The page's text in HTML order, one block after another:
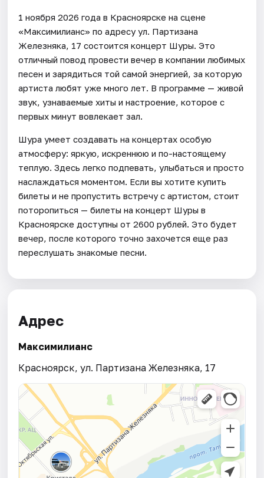
1 ноября 2026 года в Красноярске на сцене
«Максимилианс» по адресу ул. Партизана
Железняка, 17 состоится концерт Шуры. Это
отличный повод провести вечер в компании любимых
песен и зарядиться той самой энергией, за которую
артиста любят уже много лет. В программе — живой
звук, узнаваемые хиты и настроение, которое с
первых минут вовлекает зал.
Шура умеет создавать на концертах особую
атмосферу: яркую, искреннюю и по-настоящему
теплую. Здесь легко подпевать, улыбаться и просто
наслаждаться моментом. Если вы хотите купить
билеты и не пропустить встречу с артистом, стоит
поторопиться — билеты на концерт Шуры в
Красноярске доступны от 2600 рублей. Это будет
вечер, после которого точно захочется еще раз
переслушать знакомые песни.
Адрес
Максимилианс
Красноярск, ул. Партизана Железняка, 17